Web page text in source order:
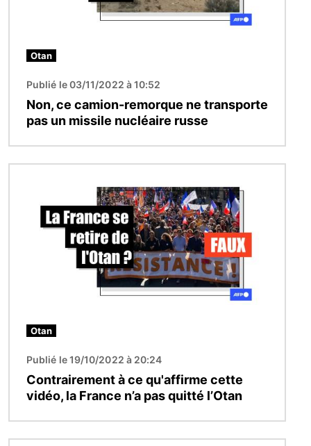
Otan
Publié le 03/11/2022 à 10:52
Non, ce camion-remorque ne transporte
pas un missile nucléaire russe
Otan
Publié le 19/10/2022 à 20:24
Contrairement à ce qu'affirme cette
vidéo, la France n’a pas quitté l’Otan